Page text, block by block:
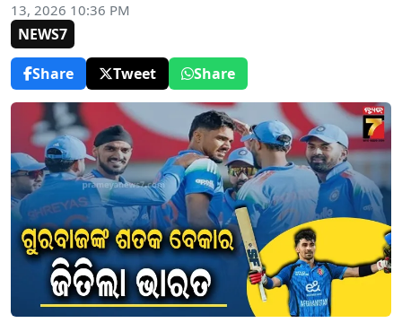
13, 2026 10:36 PM
NEWS7
Share
Tweet Share